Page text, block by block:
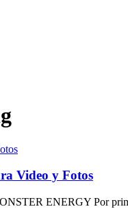
Video y Fotos
ENERGY Por